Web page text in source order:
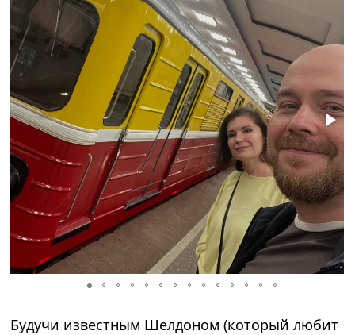
Будучи известным Шелдоном (который любит